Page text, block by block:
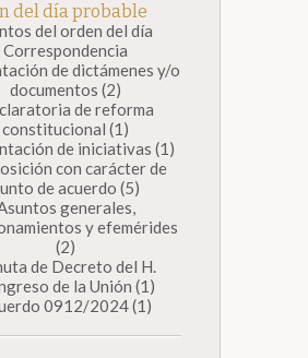
del día probable
del orden del día
Correspondencia
de dictámenes y/o
documentos (2)
de reforma
constitucional (1)
de iniciativas (1)
con carácter de
de acuerdo (5)
generales,
y efemérides
(2)
de Decreto del H.
de la Unión (1)
0912/2024 (1)